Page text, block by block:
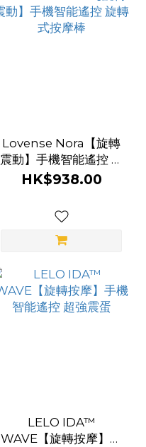
Lovense Nora【旋轉
震動】手機智能遙控 旋
轉式按摩棒
HK$938.00
LELO IDA™
WAVE【旋轉按摩】手